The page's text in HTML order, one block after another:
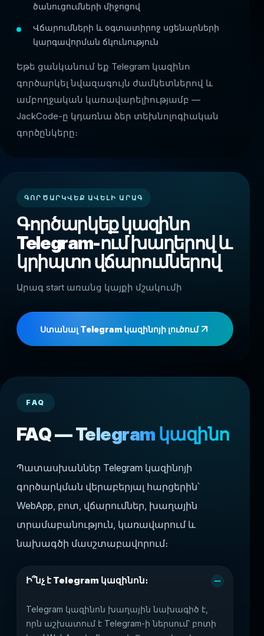
ծանուցումների միջոցով
Վճարումների և օգտատիրոջ սցենարների
կարգավորման ճկունություն
Եթե ցանկանում եք Telegram կազինո
գործարկել նվազագույն ժամկետներով և
ամբողջական կառավարելիությամբ —
JackCode-ը կդառնա ձեր տեխնոլոգիական
գործընկերը։
ԳՈՐԾԱՐԿՎԵՔ ԱՎԵԼԻ ԱՐԱԳ
Գործարկեք կազինո
Telegram-ում խաղերով և
կրիպտո վճարումներով
Արագ start առանց կայքի մշակումի
Ստանալ Telegram կազինոյի լուծում
FAQ
FAQ — Telegram կազինո
Պատասխաններ Telegram կազինոյի
գործարկման վերաբերյալ հարցերին՝
WebApp, բոտ, վճարումներ, խաղային
տրամաբանություն, կառավարում և
նախագծի մասշտաբավորում։
Ի՞նչ է Telegram կազինոն։
Telegram կազինոն խաղային նախագիծ է,
որն աշխատում է Telegram-ի ներսում՝ բոտի